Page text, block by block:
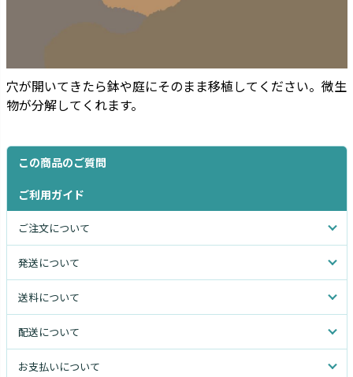
穴が開いてきたら鉢や庭にそのまま移植してください。微生
物が分解してくれます。
この商品のご質問
ご利用ガイド
ご注文について
発送について
送料について
配送について
お支払いについて